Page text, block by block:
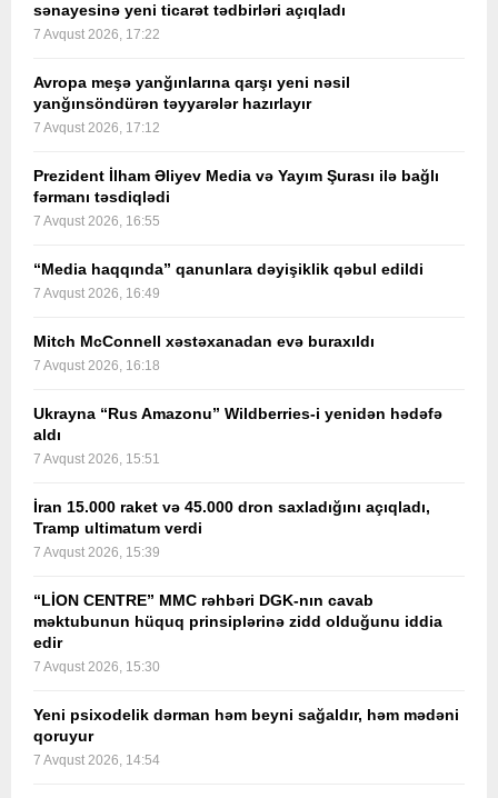
sənayesinə yeni ticarət tədbirləri açıqladı
7 Avqust 2026, 17:22
Avropa meşə yanğınlarına qarşı yeni nəsil
yanğınsöndürən təyyarələr hazırlayır
7 Avqust 2026, 17:12
Prezident İlham Əliyev Media və Yayım Şurası ilə bağlı
fərmanı təsdiqlədi
7 Avqust 2026, 16:55
“Media haqqında” qanunlara dəyişiklik qəbul edildi
7 Avqust 2026, 16:49
Mitch McConnell xəstəxanadan evə buraxıldı
7 Avqust 2026, 16:18
Ukrayna “Rus Amazonu” Wildberries-i yenidən hədəfə
aldı
7 Avqust 2026, 15:51
İran 15.000 raket və 45.000 dron saxladığını açıqladı,
Tramp ultimatum verdi
7 Avqust 2026, 15:39
“LİON CENTRE” MMC rəhbəri DGK-nın cavab
məktubunun hüquq prinsiplərinə zidd olduğunu iddia
edir
7 Avqust 2026, 15:30
Yeni psixodelik dərman həm beyni sağaldır, həm mədəni
qoruyur
7 Avqust 2026, 14:54